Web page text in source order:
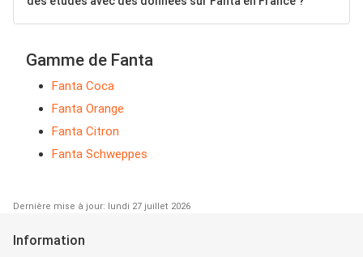
Gamme de Fanta
Fanta Coca
Fanta Orange
Fanta Citron
Fanta Schweppes
Dernière mise à jour: lundi 27 juillet 2026
Information